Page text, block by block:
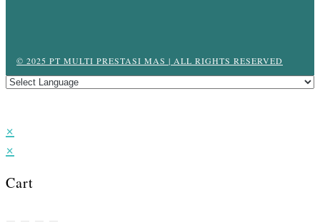
© 2025 PT MULTI PRESTASI MAS | ALL RIGHTS RESERVED
×
×
Cart